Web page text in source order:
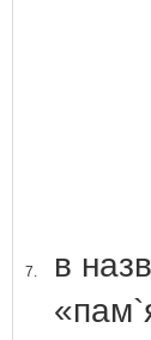
7.
в